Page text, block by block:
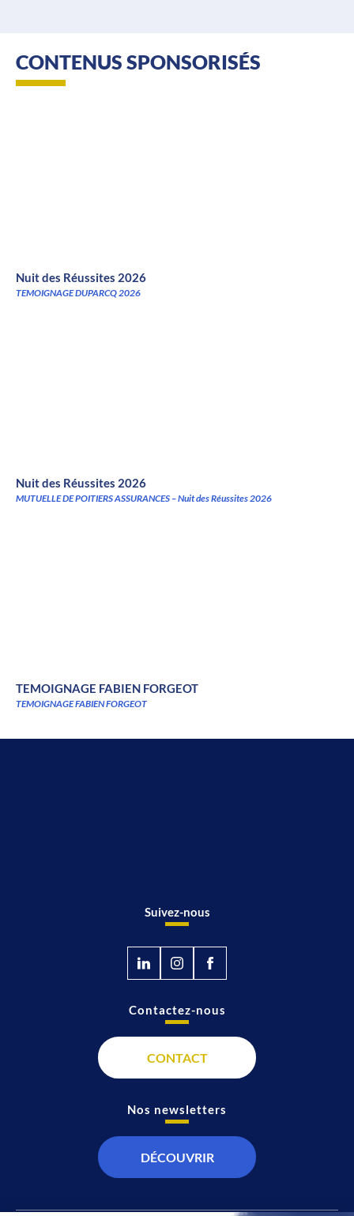
CONTENUS SPONSORISÉS
Nuit des Réussites 2026
TEMOIGNAGE DUPARCQ 2026
Nuit des Réussites 2026
MUTUELLE DE POITIERS ASSURANCES – Nuit des Réussites 2026
TEMOIGNAGE FABIEN FORGEOT
TEMOIGNAGE FABIEN FORGEOT
Suivez-nous
Contactez-nous
CONTACT
Nos newsletters
DÉCOUVRIR